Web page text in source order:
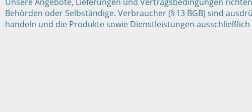
Behörden oder Selbständige. Verbraucher (§ 13 BGB) sind
handeln und die Produkte sowie Dienstleistungen